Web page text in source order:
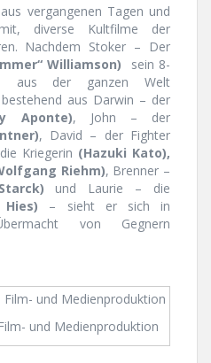
vergangenen Tagen und
diverse Kultfilme der
Nachdem Stoker – Der
Williamson) sein 8-
aus der ganzen Welt
aus Darwin – der
Aponte), John – der
, David – der Fighter
Kriegerin (Hazuki Kato),
Riehm), Brenner –
und Laurie – die
Hies) – sieht er sich in
von Gegnern
und Medienproduktion